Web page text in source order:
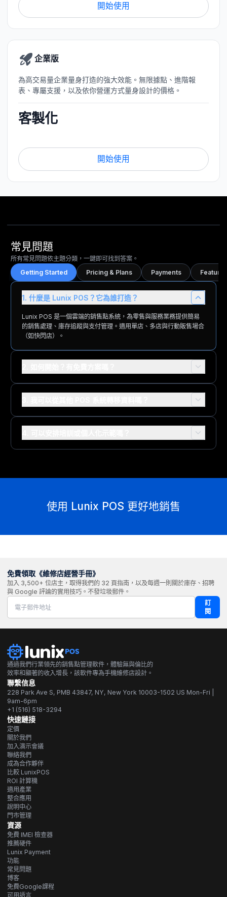
開始使用
企業版
為高交易量企業量身打造的強大效能。無限據點、進階報
表、專屬支援，以及依你營運方式量身設計的價格。
客製化
開始使用
常見問題
所有常見問題依主題分類，一鍵即可找到答案。
Getting Started
Pricing & Plans Payments
1. 什麼是 Lunix POS？它為誰打造？
Lunix POS 是一個雲端的銷售點系統，為零售與服務業務提供簡易
的銷售處理、庫存追蹤與支付管理。適用單店、多店與行動販售場合
（如快閃店）。
使用 Lunix POS 更好地銷售
免費領取《維修店經營手冊》
加入 3,500+ 位店主，取得我們的 32 頁指南，以及每週一則關於庫存、招聘
與 Google 評論的實用技巧。不發垃圾郵件。
訂
閱
通過我們行業領先的銷售點管理軟件，體驗無與倫比的
效率和顯著的收入增長，該軟件專為手機維修店設計。
聯繫信息
228 Park Ave S, PMB 43847, NY, New York 10003-1502 US Mon-Fri |
9am-6pm
+1 (516) 518-3294
快速鏈接
定價
關於我們
加入演示會議
聯絡我們
成為合作夥伴
比較 LunixPOS
ROI 計算機
適用產業
整合應用
說明中心
門市管理
資源
免費 IMEI 檢查器
推薦硬件
Lunix Payment
功能
常見問題
博客
免費Google課程
可用語言